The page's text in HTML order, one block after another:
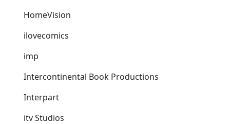
HomeVision
ilovecomics
imp
Intercontinental Book Productions
Interpart
itv Studios